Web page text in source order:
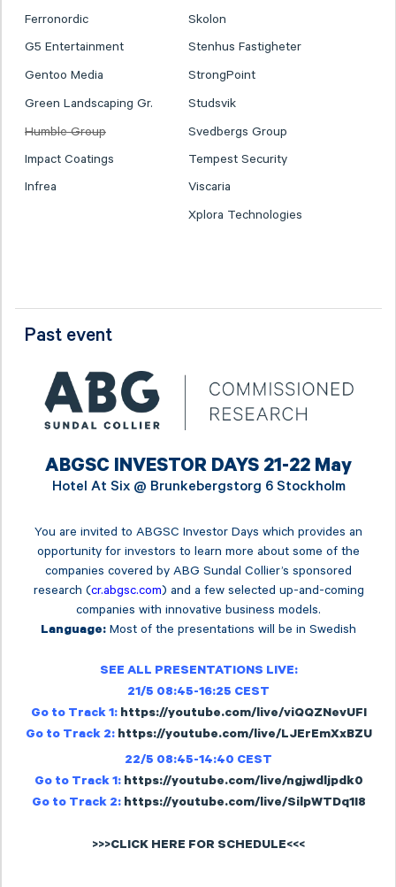
Ferronordic
Skolon
G5 Entertainment
Stenhus Fastigheter
Gentoo Media
StrongPoint
Green Landscaping Gr.
Studsvik
Humble Group
Svedbergs Group
Impact Coatings
Tempest Security
Infrea
Viscaria
Xplora Technologies
Past event
ABGSC INVESTOR DAYS 21-22 May
Hotel At Six @ Brunkebergstorg 6 Stockholm
You are invited to ABGSC Investor Days which provides an
opportunity for investors to learn more about some of the
companies covered by ABG Sundal Collier’s sponsored
research (cr.abgsc.com) and a few selected up-and-coming
companies with innovative business models.
Language: Most of the presentations will be in Swedish
SEE ALL PRESENTATIONS LIVE:
21/5 08:45-16:25 CEST
Go to Track 1: https://youtube.com/live/viQQZNevUFI
Go to Track 2: https://youtube.com/live/LJErEmXxBZU
22/5 08:45-14:40 CEST
Go to Track 1: https://youtube.com/live/ngjwdljpdk0
Go to Track 2: https://youtube.com/live/SilpWTDq1I8
>>>CLICK HERE FOR SCHEDULE<<<